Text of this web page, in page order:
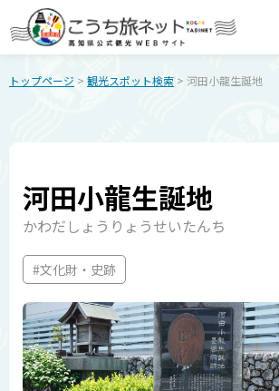
トップページ > 観光スポット検索 > 河田小龍生誕地
河田小龍生誕地
かわだしょうりょうせいたんち
#文化財・史跡